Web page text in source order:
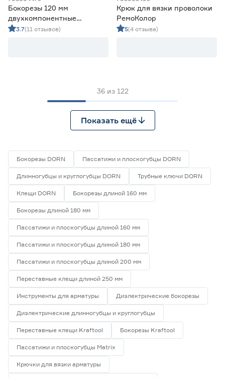
Бокорезы 120 мм
двухкомпонентные
рукоятки DORN
3.7(11 отзывов)
Крюк для вязки проволоки
РемоКолор
5(4 отзыва)
36из 122
Показать ещё
Бокорезы DORN Пассатижи и плоскогубцы DORN
Длинногубцы и круглогубцы DORN Трубные ключи DORN
Клещи DORN Бокорезы длиной 160 мм
Бокорезы длиной 180 мм
Пассатижи и плоскогубцы длиной 160 мм
Пассатижи и плоскогубцы длиной 180 мм
Пассатижи и плоскогубцы длиной 200 мм
Переставные клещи длиной 250 мм
Инструменты для арматуры Диэлектрические бокорезы
Диэлектрические длинногубцы и круглогубцы
Переставные клещи Kraftool Бокорезы Kraftool
Пассатижи и плоскогубцы Matrix
Крючки для вязки арматуры